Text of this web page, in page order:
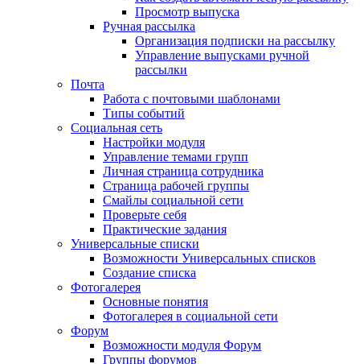
Просмотр выпуска
Ручная рассылка
Организация подписки на рассылку
Управление выпусками ручной
рассылки
Почта
Работа с почтовыми шаблонами
Типы событий
Социальная сеть
Настройки модуля
Управление темами групп
Личная страница сотрудника
Страница рабочей группы
Смайлы социальной сети
Проверьте себя
Практические задания
Универсальные списки
Возможности Универсальных списков
Создание списка
Фотогалерея
Основные понятия
Фотогалерея в социальной сети
Форум
Возможности модуля Форум
Группы форумов